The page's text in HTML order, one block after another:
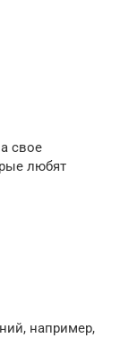
свое
любят
например,